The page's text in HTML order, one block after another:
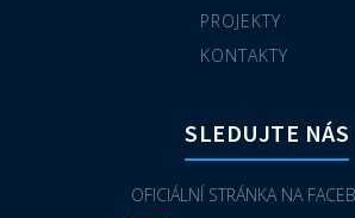
PROJEKTY
KONTAKTY
SLEDUJTE NÁS
OFICIÁLNÍ STRÁNKA NA